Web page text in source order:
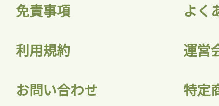
免責事項 よく
利用規約 運営
お問い合わせ 特定